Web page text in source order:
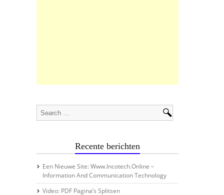
Recente berichten
Een Nieuwe Site: Www.incotech.online –
Information And Communication Technology
Video: PDF Pagina’s Splitsen